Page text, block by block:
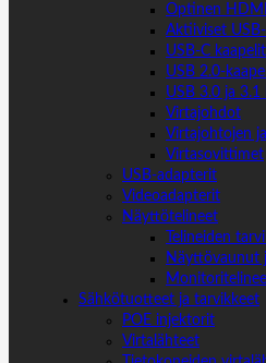
Optinen HDMI
Aktiiviset
USB-C kaapelit
USB 2.0-
USB 3.0 ja 3.1
Virtajohdot
Virtajohtojen
Virtasovittimet
USB-adapterit
Videoadapterit
Näyttötelineet
Telineiden
Näyttövaunut
Sähkötuotteet ja tarvikkeet
POE injektorit
Virtalähteet